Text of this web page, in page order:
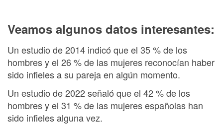
Veamos algunos datos interesantes:
Un estudio de 2014 indicó que el 35 % de los
hombres y el 26 % de las mujeres reconocían haber
sido infieles a su pareja en algún momento.
Un estudio de 2022 señaló que el 42 % de los
hombres y el 31 % de las mujeres españolas han
sido infieles alguna vez.